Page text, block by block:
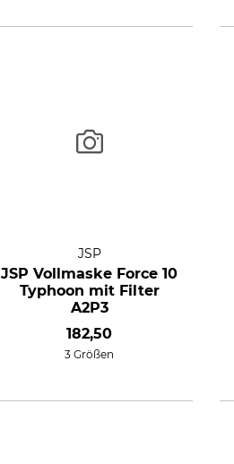
JSP
JSP Vollmaske Force 10
Typhoon mit Filter
A2P3
182,50
3 Größen